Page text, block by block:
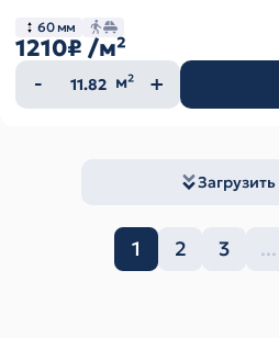
60 мм
1210₽ /м²
Количество
товара
м²
1 2 3 ...